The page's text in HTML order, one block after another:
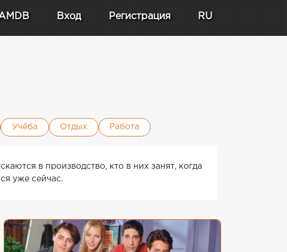
Вход Регистрация RU
Учёба Отдых Работа
в производство, кто в них занят, когда
уже сейчас.